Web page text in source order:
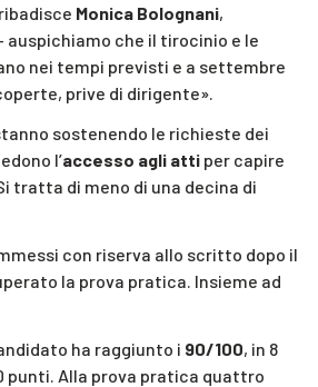
Monica Bolognani,
auspichiamo che il tirocinio e le
nei tempi previsti e a settembre
prive di dirigente».
sostenendo le richieste dei
l’accesso agli atti per capire
tratta di meno di una decina di
con riserva allo scritto dopo il
la prova pratica. Insieme ad
ha raggiunto i 90/100, in 8
punti. Alla prova pratica quattro